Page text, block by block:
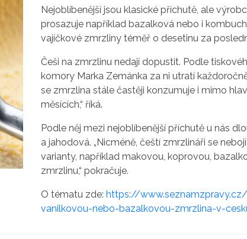
Nejoblíbenější jsou klasické příchutě, ale
prosazuje například bazalková nebo i
vajíčkové zmrzliny téměř o desetinu za
Češi na zmrzlinu nedají dopustit. Podle
komory Marka Zemánka za ni utratí
se zmrzlina stále častěji konzumuje i mimo
měsících,“ říká.
Podle něj mezi nejoblíbenější příchutě u nás
a jahodová. „Nicméně, čeští zmrzlináři se
varianty, například makovou, koprovou,
zmrzlinu,“ pokračuje.
O tématu zde: https://
vanilkovou-nebo-bazalkovou-zmrzlina-v-